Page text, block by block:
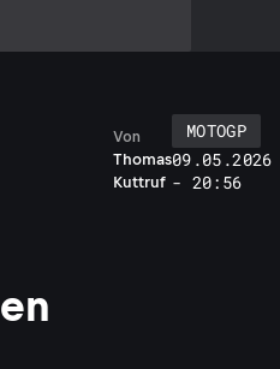
Thomas
Kuttruf
Von
MOTOGP
09.05.2026
- 20:56